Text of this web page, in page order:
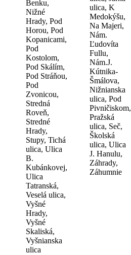
Benku,
Nižné
Hrady, Pod
Horou, Pod
Kopanicami,
Pod
Kostolom,
Pod Skálím,
Pod Stráňou,
Pod
Zvonicou,
Stredná
Roveň,
Stredné
Hrady,
Stupy, Tichá
ulica, Ulica
B.
Kubánkovej,
Ulica
Tatranská,
Veselá ulica,
Vyšné
Hrady,
Vyšné
Skaliská,
Vyšnianska
ulica
ulica, K
Medokýšu,
Na Majeri,
Nám.
Ľudovíta
Fullu,
Nám.J.
Kútnika-
Šmálova,
Nižnianska
ulica, Pod
Pivničiskom,
Pražská
ulica, Seč,
Školská
ulica, Ulica
J. Hanulu,
Záhrady,
Záhumnie